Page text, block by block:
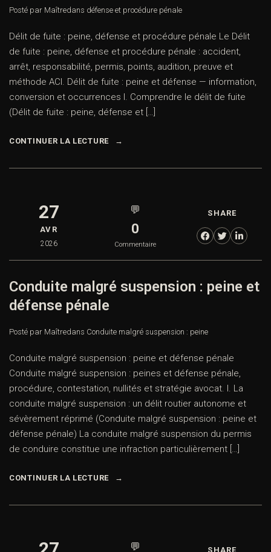
Posté par Maîtredans défense et procédure pénale
Délit de fuite : peine, défense et procédure pénale Le Délit
de fuite : peine, défense et procédure pénale : accident,
arrêt, responsabilité, permis, points, audition, preuve et
méthode ACI. Délit de fuite : peine et défense — information,
conversion et occurrences I. Comprendre le délit de fuite
(Délit de fuite : peine, défense et […]
CONTINUER LA LECTURE
27
AVR
2026
💬
0
Commentaire
SHARE
Conduite malgré suspension : peine et
défense pénale
Posté par Maîtredans Conduite malgré suspension : peine
Conduite malgré suspension : peine et défense pénale
Conduite malgré suspension : peines et défense pénale,
procédure, contestation, nullités et stratégie avocat. I. La
conduite malgré suspension : un délit routier autonome et
sévèrement réprimé (Conduite malgré suspension : peine et
défense pénale) La conduite malgré suspension du permis
de conduire constitue une infraction particulièrement […]
CONTINUER LA LECTURE
💬 SHARE